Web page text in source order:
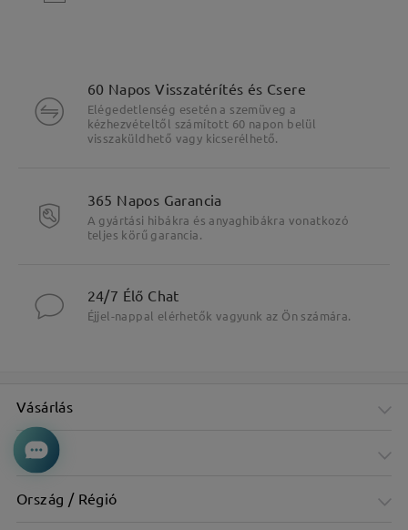
60 Napos Visszatérítés és Csere
Elégedetlenség esetén a szemüveg a
kézhezvételtől számított 60 napon belül
visszaküldhető vagy kicserélhető.
365 Napos Garancia
A gyártási hibákra és anyaghibákra vonatkozó
teljes körű garancia.
24/7 Élő Chat
Éjjel-nappal elérhetők vagyunk az Ön számára.
Vásárlás
Cég
Ország / Régió